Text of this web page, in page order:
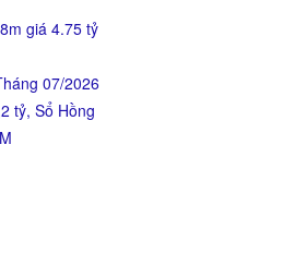
giá 4.75 tỷ
07/2026
tỷ, Sổ Hồng